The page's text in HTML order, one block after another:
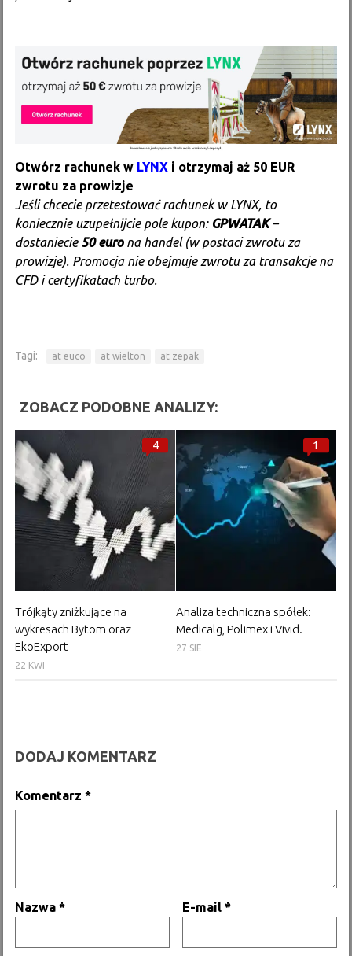
Otwórz rachunek w LYNX i otrzymaj aż 50 EUR
zwrotu za prowizje
Jeśli chcecie przetestować rachunek w LYNX, to
koniecznie uzupełnijcie pole kupon: GPWATAK–
dostaniecie 50 eurona handel (w postaci zwrotu za
prowizje). Promocja nie obejmuje zwrotu za transakcje na
CFD i certyfikatach turbo.
Tagi: at euco at wielton at zepak
ZOBACZ PODOBNE ANALIZY:
4
Trójkąty zniżkujące na
wykresach Bytom oraz
EkoExport
22 KWI
1
Analiza techniczna spółek:
Medicalg, Polimex i Vivid.
27 SIE
DODAJ KOMENTARZ
Komentarz*
Nazwa* E-mail*